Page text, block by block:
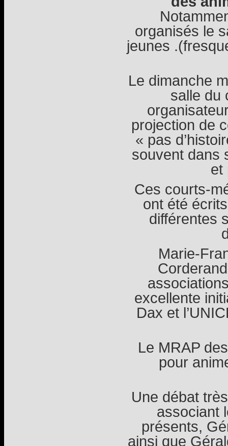
organisés le
jeunes
Le dimanche
salle du
projection de
« pas
souvent dans
et
Ces courts-
ont été
différentes
Marie-
excellente
Dax et
Le MRAP
pour
Une débat
associant
présents,
ainsi que